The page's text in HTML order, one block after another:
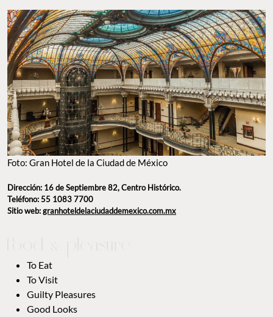
Foto: Gran Hotel de la Ciudad de México
Dirección: 16 de Septiembre 82, Centro Histórico.
Teléfono: 55 1083 7700
Sitio web:granhoteldelaciudaddemexico.com.mx
To Eat
To Visit
Guilty Pleasures
Good Looks